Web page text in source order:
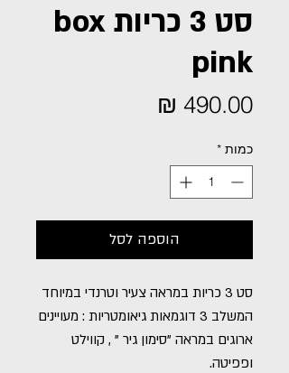
סט 3 כריות box
pink
כמות *
הוספה לסל
סט 3 כריות במראה צעיר וטרנדי במיוחד
המשלב 3 דוגמאות גיאומטריות : מעויינים
ארוגים במראה "סימון גיר " , קווילט
ופפיטה.